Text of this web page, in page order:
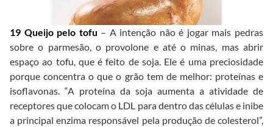
19 Queijo pelo tofu – A intenção não é jogar mais pedras
sobre o parmesão, o provolone e até o minas, mas abrir
espaço ao tofu, que é feito de soja. Ele é uma preciosidade
porque concentra o que o grão tem de melhor: proteínas e
isoflavonas. “A proteína da soja aumenta a atividade de
receptores que colocam o LDL para dentro das células e inibe
a principal enzima responsável pela produção de colesterol”,